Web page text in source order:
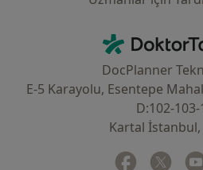
DocPlanner
E-5 Karayolu, Esentepe
D:102-
Kartal
Facebook
yeni bir